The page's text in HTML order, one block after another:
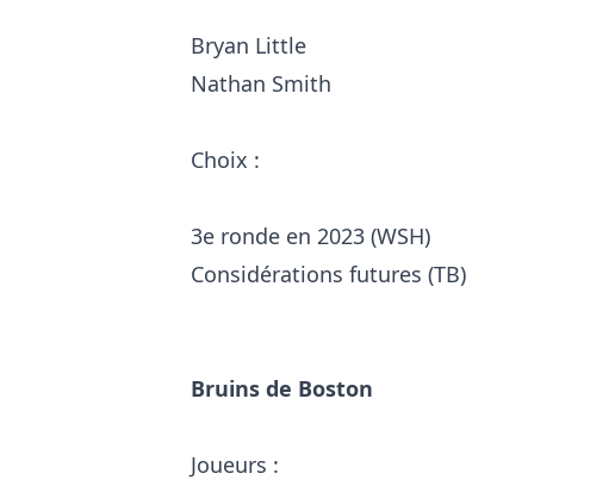
Bryan Little
Nathan Smith
Choix :
3e ronde en 2023 (WSH)
Considérations futures (TB)
Bruins de Boston
Joueurs :